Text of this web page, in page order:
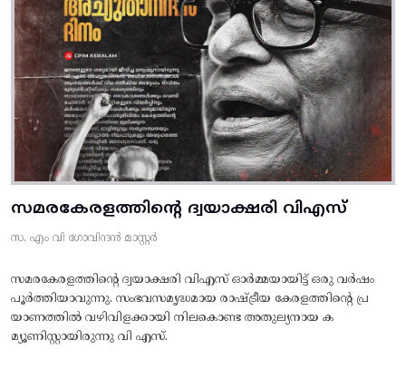
സമരകേരളത്തിൻ്റെ ദ്വയാക്ഷരി വിഎസ്
സ. എം വി ഗോവിന്ദൻ മാസ്റ്റർ
സമരകേരളത്തിൻ്റെ ദ്വയാക്ഷരി വിഎസ് ഓർമ്മയായിട്ട് ഒരു വർഷം
പൂർത്തിയാവുന്നു. സംഭവസമൃദ്ധമായ രാഷ്ട്രീയ കേരളത്തിന്റെ പ്ര
യാണത്തിൽ വഴിവിളക്കായി നിലകൊണ്ട അതുല്യനായ ക
മ്യൂണിസ്റ്റായിരുന്നു വി എസ്.